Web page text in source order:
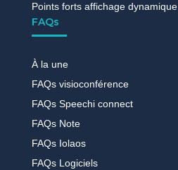
Points forts affichage dynamique
FAQs
À la une
FAQs visioconférence
FAQs Speechi connect
FAQs Note
FAQs Iolaos
FAQs Logiciels